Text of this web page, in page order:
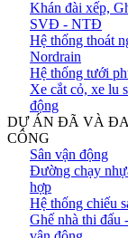
Khán đài xếp,
SVĐ - NTĐ
Hệ thống thoát
Nordrain
Hệ thống tưới
Xe cắt cỏ, xe lu
động
DỰ ÁN ĐÃ VÀ
CÔNG
Sân vận động
Đường chạy
hợp
Hệ thống chiếu
Ghế nhà thi đấu